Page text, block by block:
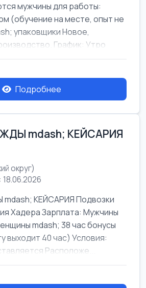
мужчины для работы:
(обучение на месте, опыт не
упаковщики Новое,
График: Утро
Подробнее
mdash; КЕЙСАРИЯ
округ)
КЕЙСАРИЯ Подвозки
Хадера Зарплата: Мужчины
mdash; 38 час бонусы
выходит 40 час) Условия:
Расположе...